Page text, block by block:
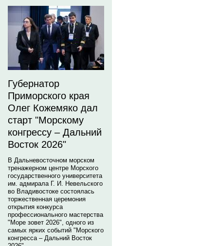
Губернатор
Приморского края
Олег Кожемяко дал
старт "Морскому
конгрессу – Дальний
Восток 2026"
В Дальневосточном морском
тренажерном центре Морского
государственного университета
им. адмирала Г. И. Невельского
во Владивостоке состоялась
торжественная церемония
открытия конкурса
профессионального мастерства
"Море зовет 2026", одного из
самых ярких событий "Морского
конгресса – Дальний Восток